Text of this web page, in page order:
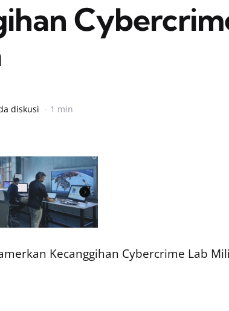
diskusi 1 min
Kecanggihan Cybercrime Lab